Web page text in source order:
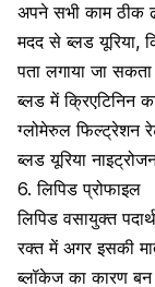
अपने सभी काम ठीक
मदद से ब्लड यूरिया,
पता लगाया जा
ब्लड में क्रिएटिनिन
ग्लोमेरुल फिल्ट्रेशन
ब्लड यूरिया
6. लिपिड प्रोफाइल
लिपिड वसायुक्त
रक्त में अगर इसकी
ब्लॉकेज का कारण